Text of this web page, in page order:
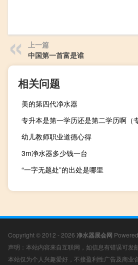
上一篇
中国第一首富是谁
相关问题
美的第四代净水器
专升本是第一学历还是第二学历啊（
幼儿教师职业道德心得
3m净水器多少钱一台
“一字无题处”的出处是哪里
Copyright © 2012 - 2026 净水器展会网
声明：本站内容来自互联网，如信息有错误可
本站仅为个人兴趣爱好，不接盈利性广告及商业